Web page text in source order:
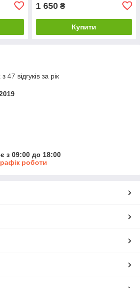
1 650 ₴
Купити
47 відгуків за рік
з 09:00 до 18:00
роботи